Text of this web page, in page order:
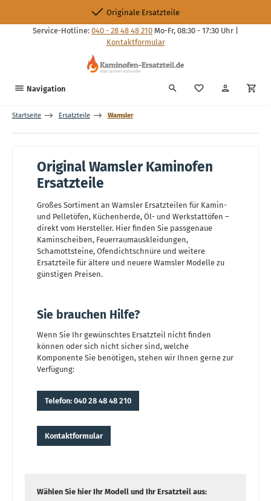
Originale Ersatzteile
Service-Hotline: 040 - 28 48 48 210 Mo-Fr, 08:30 - 17:30 Uhr |
Kontaktformular
Navigation Du hast 0
Startseite Ersatzteile Wamsler
Original Wamsler Kaminofen
Ersatzteile
Großes Sortiment an Wamsler Ersatzteilen für Kamin-
und Pelletöfen, Küchenherde, Öl- und Werkstattöfen –
direkt vom Hersteller. Hier finden Sie passgenaue
Kaminscheiben, Feuerraumauskleidungen,
Schamottsteine, Ofendichtschnüre und weitere
Ersatzteile für ältere und neuere Wamsler Modelle zu
günstigen Preisen.
Sie brauchen Hilfe?
Wenn Sie Ihr gewünschtes Ersatzteil nicht finden
können oder sich nicht sicher sind, welche
Komponente Sie benötigen, stehen wir Ihnen gerne zur
Verfügung:
Telefon: 040 28 48 48 210
Kontaktformular
Wählen Sie hier Ihr Modell und Ihr Ersatzteil aus: